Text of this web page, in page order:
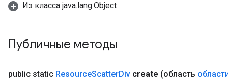
Из класса java.lang.Object
Публичные методы
public static ResourceScatterDiv create (область